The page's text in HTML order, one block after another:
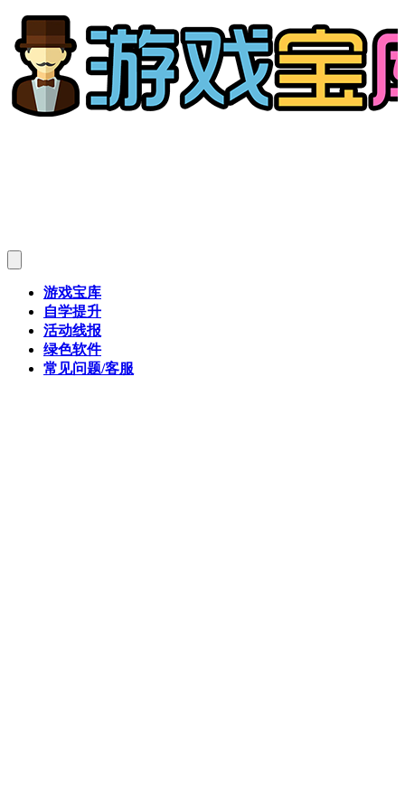
游戏宝库
自学提升
活动线报
绿色软件
常见问题/客服